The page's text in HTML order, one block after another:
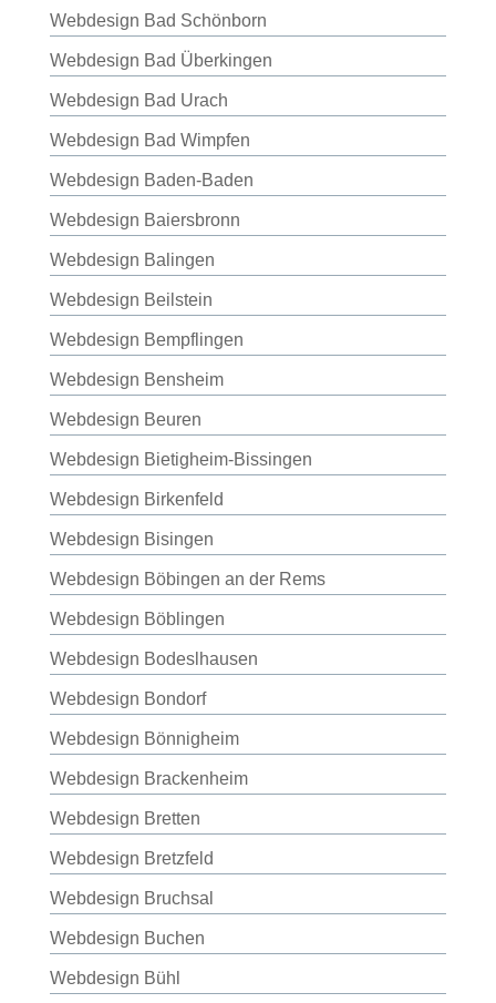
Webdesign Bad Schönborn
Webdesign Bad Überkingen
Webdesign Bad Urach
Webdesign Bad Wimpfen
Webdesign Baden-Baden
Webdesign Baiersbronn
Webdesign Balingen
Webdesign Beilstein
Webdesign Bempflingen
Webdesign Bensheim
Webdesign Beuren
Webdesign Bietigheim-Bissingen
Webdesign Birkenfeld
Webdesign Bisingen
Webdesign Böbingen an der Rems
Webdesign Böblingen
Webdesign Bodeslhausen
Webdesign Bondorf
Webdesign Bönnigheim
Webdesign Brackenheim
Webdesign Bretten
Webdesign Bretzfeld
Webdesign Bruchsal
Webdesign Buchen
Webdesign Bühl